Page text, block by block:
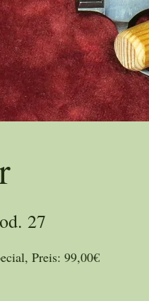
27
Preis: 99,00€